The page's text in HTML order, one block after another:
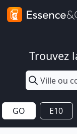
Trouvez
GO E10